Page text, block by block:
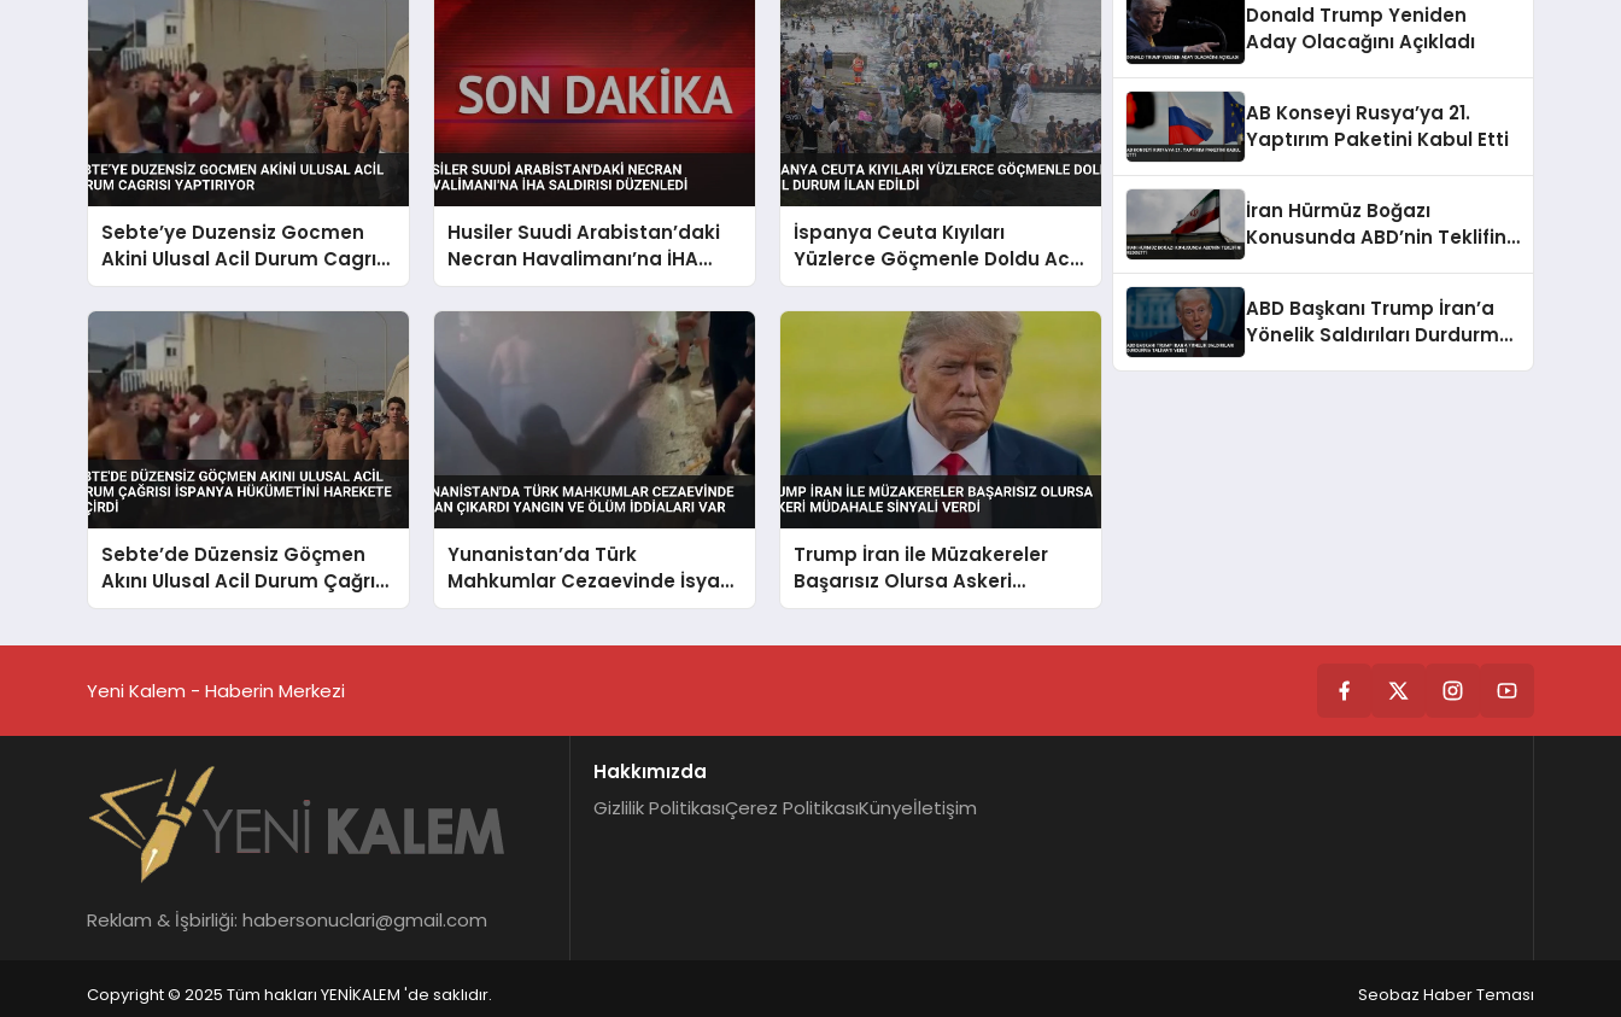
Sebte’ye Duzensiz Gocmen
Akini Ulusal Acil Durum Cagrısı
Yaptırıyor
Husiler Suudi Arabistan’daki
Necran Havalimanı’na İHA
Saldırısı Düzenledi
İspanya Ceuta Kıyıları
Yüzlerce Göçmenle Doldu Acil
Durum İlan Edildi
Sebte’de Düzensiz Göçmen
Akını Ulusal Acil Durum Çağrısı
İspanya Hükümetini Harekete
Yunanistan’da Türk
Mahkumlar Cezaevinde İsyan
Çıkardı Yangın ve Ölüm
Trump İran ile Müzakereler
Başarısız Olursa Askeri
Müdahale Sinyali Verdi
Donald Trump Yeniden
Aday Olacağını Açıkladı
AB Konseyi Rusya’ya 21.
Yaptırım Paketini Kabul Etti
İran Hürmüz Boğazı
Konusunda ABD’nin Teklifini
ABD Başkanı Trump İran’a
Yönelik Saldırıları Durdurma
Yeni Kalem - Haberin Merkezi
Reklam & İşbirliği: habersonuclari@gmail.com
Hakkımızda
Gizlilik PolitikasıÇerez PolitikasıKünyeİletişim
Copyright © 2025 Tüm hakları YENİKALEM 'de saklıdır. Seobaz Haber Teması